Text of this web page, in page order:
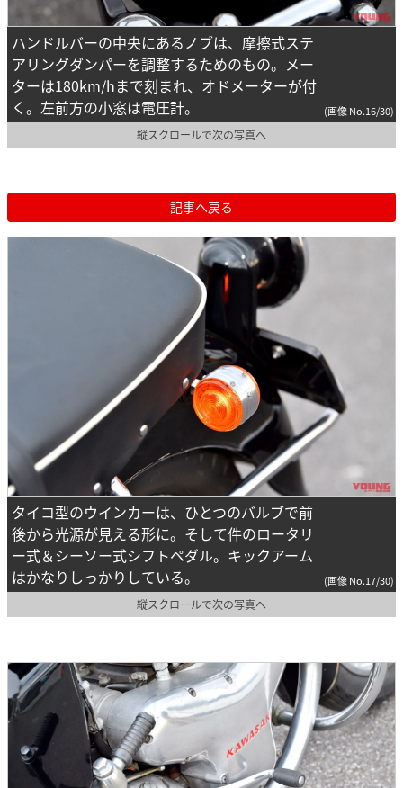
ハンドルバーの中央にあるノブは、摩擦式ステ
アリングダンパーを調整するためのもの。メー
ターは180km/hまで刻まれ、オドメーターが付
く。左前方の小窓は電圧計。
(画像 No.16/30)
縦スクロールで次の写真へ
記事へ戻る
タイコ型のウインカーは、ひとつのバルブで前
後から光源が見える形に。そして件のロータリ
ー式＆シーソー式シフトペダル。キックアーム
はかなりしっかりしている。
(画像 No.17/30)
縦スクロールで次の写真へ